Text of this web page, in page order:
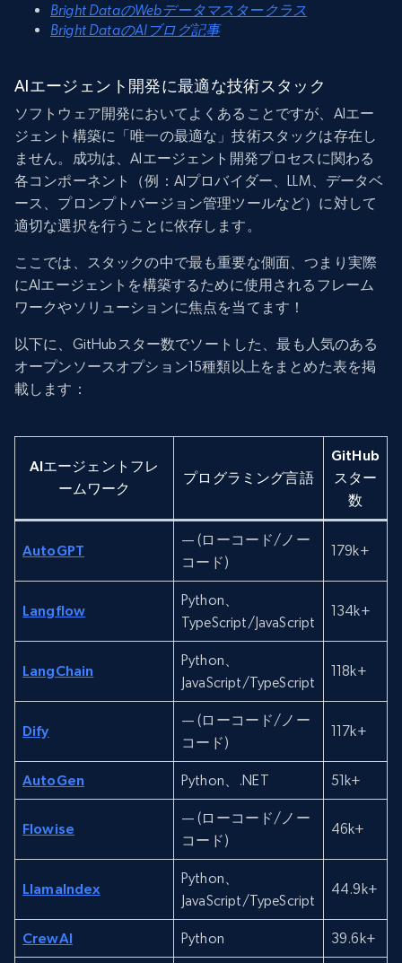
Bright DataのWebデータマスタークラス
Bright DataのAIブログ記事
AIエージェント開発に最適な技術スタック
ソフトウェア開発においてよくあることですが、AIエー
ジェント構築に「唯一の最適な」技術スタックは存在し
ません。成功は、AIエージェント開発プロセスに関わる
各コンポーネント（例：AIプロバイダー、LLM、データベ
ース、プロンプトバージョン管理ツールなど）に対して
適切な選択を行うことに依存します。
ここでは、スタックの中で最も重要な側面、つまり実際
にAIエージェントを構築するために使用されるフレーム
ワークやソリューションに焦点を当てます！
以下に、GitHubスター数でソートした、最も人気のある
オープンソースオプション15種類以上をまとめた表を掲
載します：
AIエージェントフレ
ームワーク
プログラミング言語
GitHub
スター
数
AutoGPT
— (ローコード/ノー
コード)
179k+
Langflow
Python、
TypeScript/JavaScript
134k+
LangChain
Python、
JavaScript/TypeScript
118k+
Dify
— (ローコード/ノー
コード)
117k+
AutoGen Python、.NET 51k+
Flowise
— (ローコード/ノー
コード)
46k+
LlamaIndex
Python、
JavaScript/TypeScript
44.9k+
CrewAI Python 39.6k+